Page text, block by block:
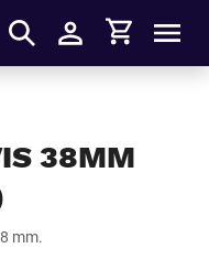
S'identifier
Panier
38MM
mm.